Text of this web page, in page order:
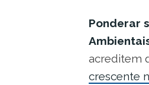
Ponderar
acreditem
crescente